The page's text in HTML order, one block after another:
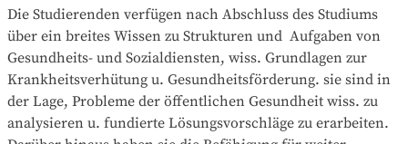
Die Studierenden verfügen nach Abschluss des Studiums
über ein breites Wissen zu Strukturen und  Aufgaben von
Gesundheits- und Sozialdiensten, wiss. Grundlagen zur
Krankheitsverhütung u. Gesundheitsförderung. sie sind in
der Lage, Probleme der öffentlichen Gesundheit wiss. zu
analysieren u. fundierte Lösungsvorschläge zu erarbeiten.